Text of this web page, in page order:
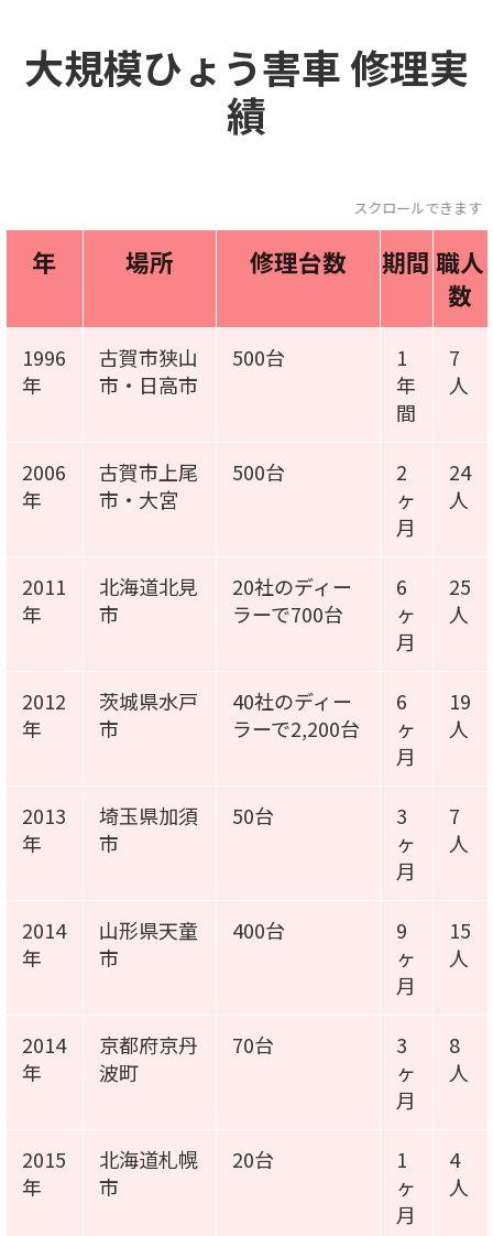
大規模ひょう害車修理実
績
スクロールできます
年 場所 修理台数 期間 職人
数
1996
年
古賀市狭山
市・日高市
500台
1
年
間
7
人
2006
年
古賀市上尾
市・大宮
500台
2
ヶ
月
24
人
2011
年
北海道北見
市
20社のディー
ラーで700台
6
ヶ
月
25
人
2012
年
茨城県水戸
市
40社のディー
ラーで2,200台
6
ヶ
月
19
人
2013
年
埼玉県加須
市
50台
3
ヶ
月
7
人
2014
年
山形県天童
市
400台
9
ヶ
月
15
人
2014
年
京都府京丹
波町
70台
3
ヶ
月
8
人
2015
年
北海道札幌
市
20台
1
ヶ
月
4
人